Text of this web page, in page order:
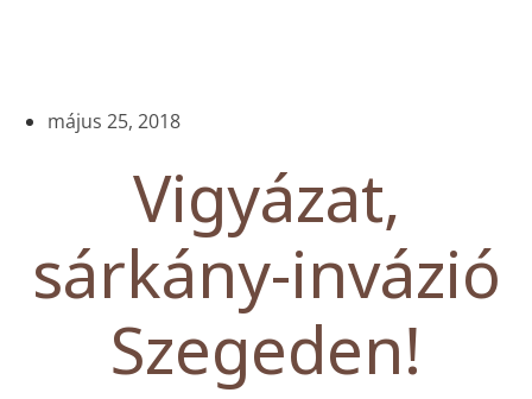
május 25, 2018
Vigyázat,
sárkány-invázió
Szegeden!